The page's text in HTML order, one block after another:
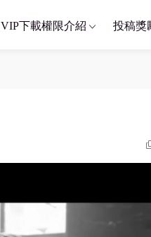
VIP下載權限介紹 投稿獎